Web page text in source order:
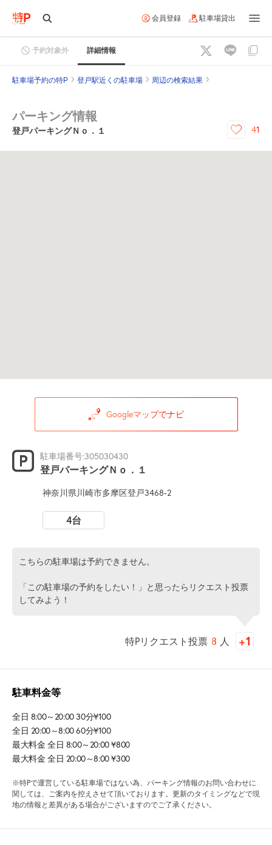
会員登録 駐車場貸出
予約対象外 詳細情報
駐車場予約の特P 登戸駅近くの駐車場 周辺の検索結果
パーキング情報
登戸パーキングＮｏ．１ 41
Googleマップでナビ
駐車場番号:305030430
登戸パーキングＮｏ．１
神奈川県川崎市多摩区登戸3468-2
4台
こちらの駐車場は予約できません。
「この駐車場の予約をしたい！」と思ったらリクエスト投票
してみよう！
特Pリクエスト投票 8 人
駐車料金等
全日 8:00～20:00 30分¥100
全日 20:00～8:00 60分¥100
最大料金 全日 8:00～20:00 ¥800
最大料金 全日 20:00～8:00 ¥300
※特Pで運営している駐車場ではない為、パーキング情報のお問い合わせに
関しては、ご案内を控えさせて頂いております。更新のタイミングなどで現
地の情報と差異がある場合がございますのでご了承ください。